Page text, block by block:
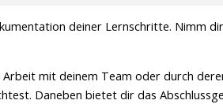
deiner Lernschritte. Nimm
mit deinem Team oder durch
Daneben bietet dir das